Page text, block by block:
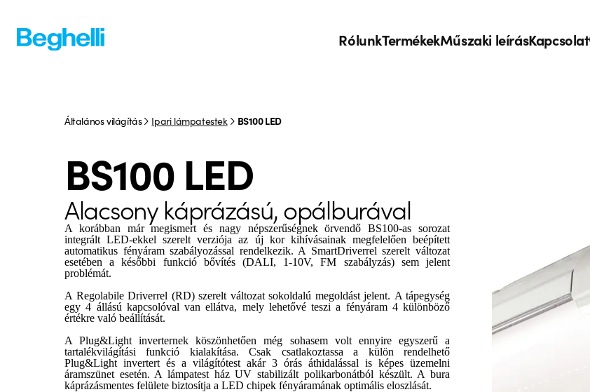
RólunkTermékekMűszaki leírásKapcsolat
Általános világítás Ipari lámpatestek BS100 LED
BS100 LED
Alacsony káprázású, opálburával
A korábban már megismert és nagy népszerűségnek örvendő BS100-as sorozat
integrált LED-ekkel szerelt verziója az új kor kihívásainak megfelelően beépített
automatikus fényáram szabályozással rendelkezik. A SmartDriverrel szerelt változat
esetében a későbbi funkció bővítés (DALI, 1-10V, FM szabályzás) sem jelent
problémát.
A Regolabile Driverrel (RD) szerelt változat sokoldalú megoldást jelent. A tápegység
egy 4 állású kapcsolóval van ellátva, mely lehetővé teszi a fényáram 4 különböző
értékre való beállítását.
A Plug&Light inverternek köszönhetően még sohasem volt ennyire egyszerű a
tartalékvilágítási funkció kialakítása. Csak csatlakoztassa a külön rendelhető
Plug&Light invertert és a világítótest akár 3 órás áthidalással is képes üzemelni
áramszünet esetén. A lámpatest ház UV stabilizált polikarbonátból készült. A bura
káprázásmentes felülete biztosítja a LED chipek fényáramának optimális eloszlását.